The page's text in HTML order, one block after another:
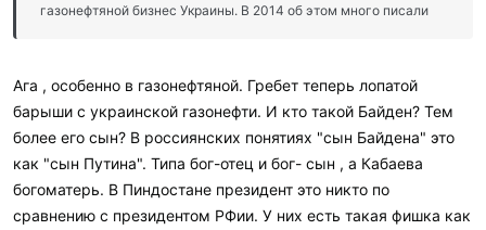
газонефтяной бизнес Украины. В 2014 об этом много писали
Ага , особенно в газонефтяной. Гребет теперь лопатой
барыши с украинской газонефти. И кто такой Байден? Тем
более его сын? В россиянских понятиях "сын Байдена" это
как "сын Путина". Типа бог-отец и бог- сын , а Кабаева
богоматерь. В Пиндостане президент это никто по
сравнению с президентом РФии. У них есть такая фишка как